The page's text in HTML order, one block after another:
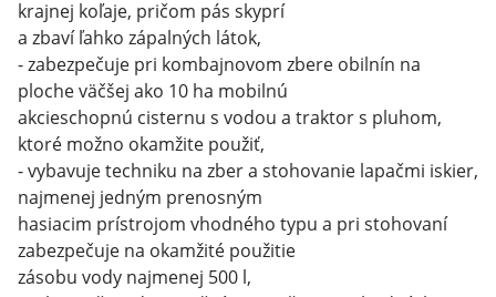
krajnej koľaje, pričom pás skyprí
a zbaví ľahko zápalných látok,
- zabezpečuje pri kombajnovom zbere obilnín na
ploche väčšej ako 10 ha mobilnú
akcieschopnú cisternu s vodou a traktor s pluhom,
ktoré možno okamžite použiť,
- vybavuje techniku na zber a stohovanie lapačmi iskier,
najmenej jedným prenosným
hasiacim prístrojom vhodného typu a pri stohovaní
zabezpečuje na okamžité použitie
zásobu vody najmenej 500 l,